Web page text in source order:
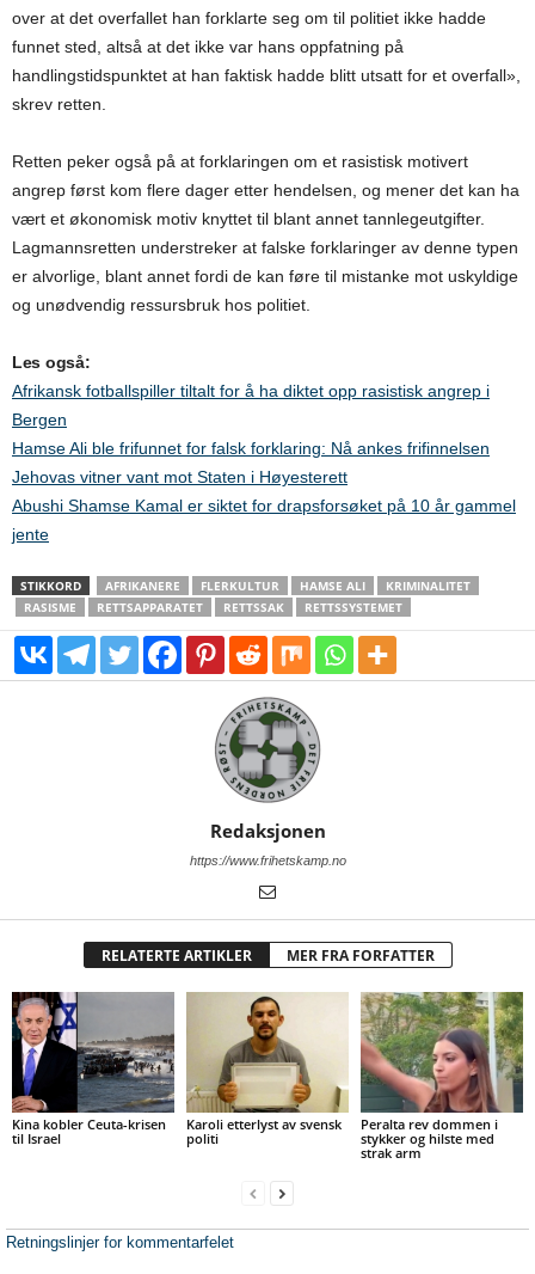
over at det overfallet han forklarte seg om til politiet ikke hadde
funnet sted, altså at det ikke var hans oppfatning på
handlingstidspunktet at han faktisk hadde blitt utsatt for et overfall»,
skrev retten.
Retten peker også på at forklaringen om et rasistisk motivert
angrep først kom flere dager etter hendelsen, og mener det kan ha
vært et økonomisk motiv knyttet til blant annet tannlegeutgifter.
Lagmannsretten understreker at falske forklaringer av denne typen
er alvorlige, blant annet fordi de kan føre til mistanke mot uskyldige
og unødvendig ressursbruk hos politiet.
Les også:
Afrikansk fotballspiller tiltalt for å ha diktet opp rasistisk angrep i
Bergen
Hamse Ali ble frifunnet for falsk forklaring: Nå ankes frifinnelsen
Jehovas vitner vant mot Staten i Høyesterett
Abushi Shamse Kamal er siktet for drapsforsøket på 10 år gammel
jente
STIKKORD AFRIKANERE FLERKULTUR HAMSE ALI
KRIMINALITET
RASISME
RETTSAPPARATET RETTSSAK RETTSSYSTEMET
Redaksjonen
https://www.frihetskamp.no
RELATERTE ARTIKLER MER FRA FORFATTER
Kina kobler Ceuta-krisen
til Israel
Karoli etterlyst av svensk
politi
Peralta rev dommen i
stykker og hilste med
strak arm
Retningslinjer for kommentarfelet